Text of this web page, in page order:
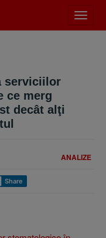
meniu
serviciilor
ce merg
decât alţi
ANALIZE
Share